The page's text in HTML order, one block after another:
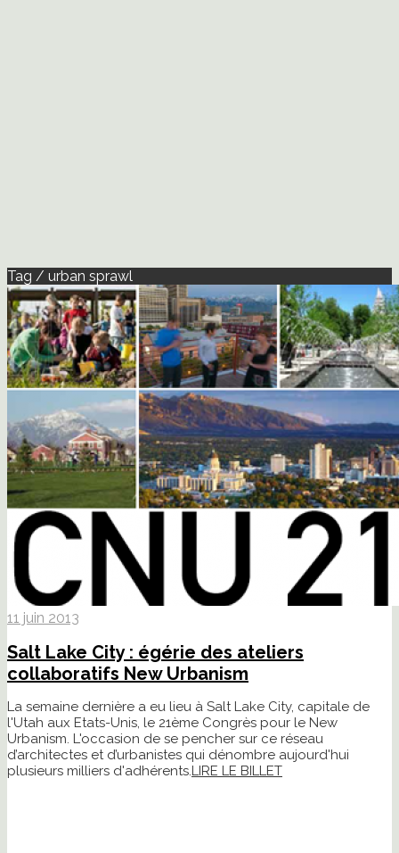
Tag / urban sprawl
11 juin 2013
Salt Lake City : égérie des ateliers
collaboratifs New Urbanism
La semaine dernière a eu lieu à Salt Lake City, capitale de
l'Utah aux Etats-Unis, le 21ème Congrès pour le New
Urbanism. L'occasion de se pencher sur ce réseau
d’architectes et d’urbanistes qui dénombre aujourd'hui
plusieurs milliers d'adhérents.LIRE LE BILLET